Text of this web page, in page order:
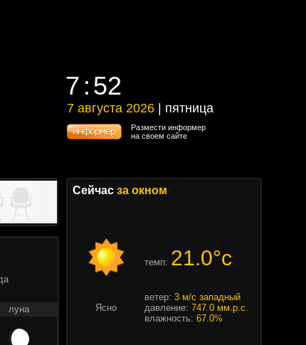
7 :52
7 :52
7 августа 2026 | пятница
7 августа 2026 | пятница
Размести информер
на своем сайте
луна
Сейчас за окном
темп: 21.0°c
Ясно
ветер: 3 м/с западный
давление: 747.0 мм.р.с.
влажность: 67.0%